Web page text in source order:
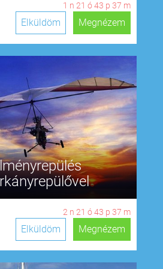
1 n 21 ó43 p 36 m
Megnézem
Elküldöm
2 n 21 ó43 p 36 m
Megnézem
Elküldöm